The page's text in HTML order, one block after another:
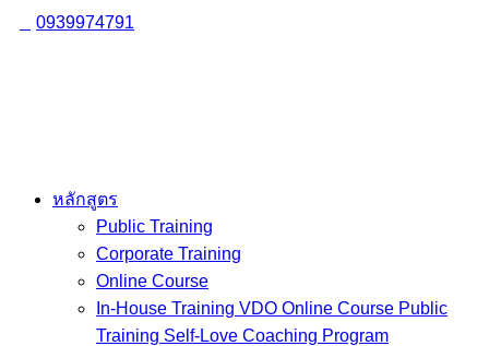
Skip0939974791
หลักสูตร
Public Training
Corporate Training
Online Course
In-House Training VDO Online Course Public
Training Self-Love Coaching Program